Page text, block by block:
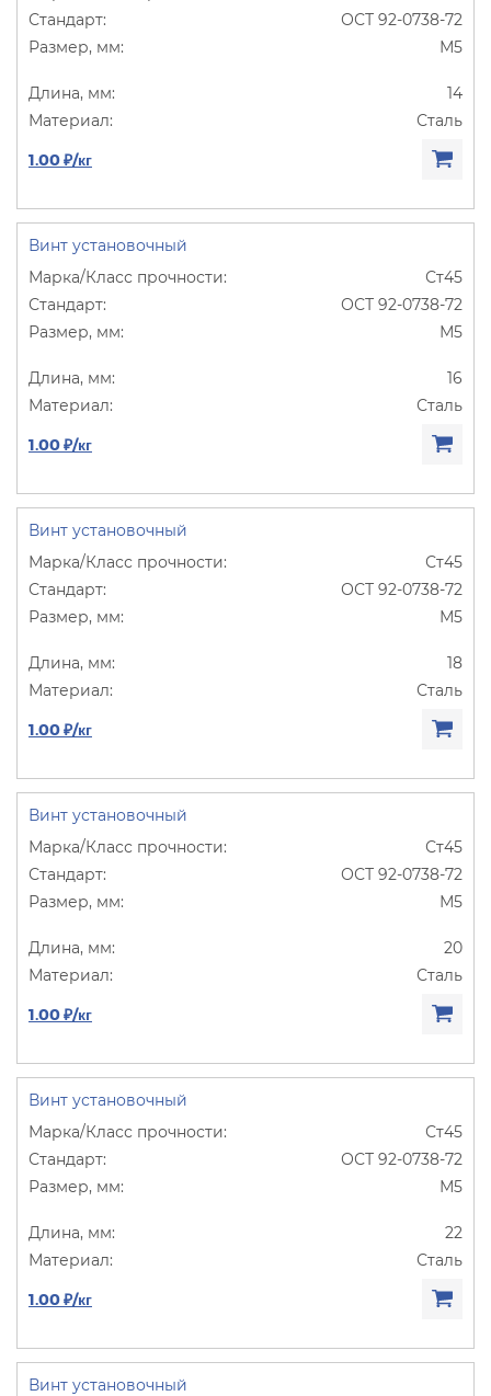
ОСТ 92-0738-72
М5
14
Сталь
1.00 ₽/кг
Винт установочный
Ст45
ОСТ 92-0738-72
М5
16
Сталь
1.00 ₽/кг
Винт установочный
Ст45
ОСТ 92-0738-72
М5
18
Сталь
1.00 ₽/кг
Винт установочный
Ст45
ОСТ 92-0738-72
М5
20
Сталь
1.00 ₽/кг
Винт установочный
Ст45
ОСТ 92-0738-72
М5
22
Сталь
1.00 ₽/кг
Винт установочный